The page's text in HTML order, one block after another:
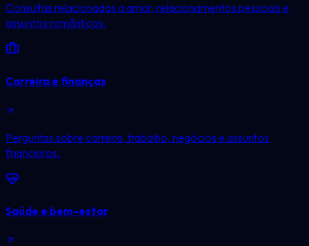
Consultas relacionadas a amor, relacionamentos pessoais e
assuntos românticos.
Carreira e finanças
Perguntas sobre carreira, trabalho, negócios e assuntos
financeiros.
Saúde e bem-estar